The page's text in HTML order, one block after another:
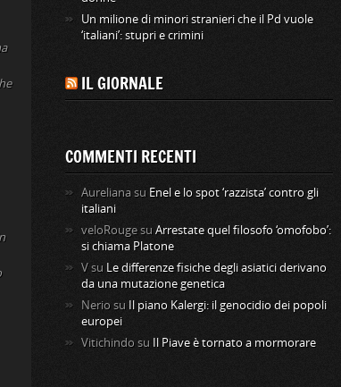
Un milione di minori stranieri che il Pd vuole
‘italiani’: stupri e crimini
IL GIORNALE
COMMENTI RECENTI
Aureliana su Enel e lo spot ‘razzista’ contro gli
italiani
veloRouge su Arrestate quel filosofo ‘omofobo’:
si chiama Platone
V su Le differenze fisiche degli asiatici derivano
da una mutazione genetica
Nerio su
Il piano Kalergi: il genocidio dei popoli
europei
Vitichindo su Il Piave è tornato a mormorare